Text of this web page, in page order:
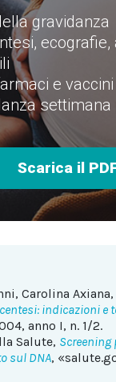
gravidanza
ecografie,
e vaccini
Scarica il
Carolina
indicazioni e
anno I, n. 1/2.
Salute, Screening
sul DNA,